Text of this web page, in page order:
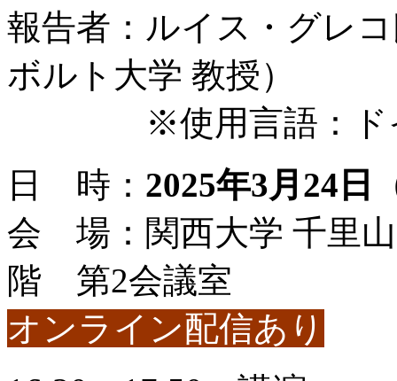
報告者：ルイス・グレ
ボルト大学 教授）
※使用言語：ドイ
日 時： 2025年3月24日
会 場：関西大学 千里
階 第2会議室
オンライン配信あり